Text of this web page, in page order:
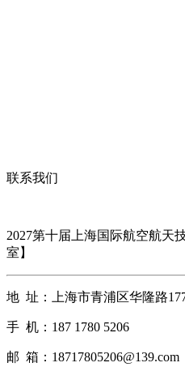
联系我们
2027第十届上海国际航空航天
室】
地 址：上海市青浦区华隆路
手 机：187 1780 5206
邮 箱：18717805206@139.com